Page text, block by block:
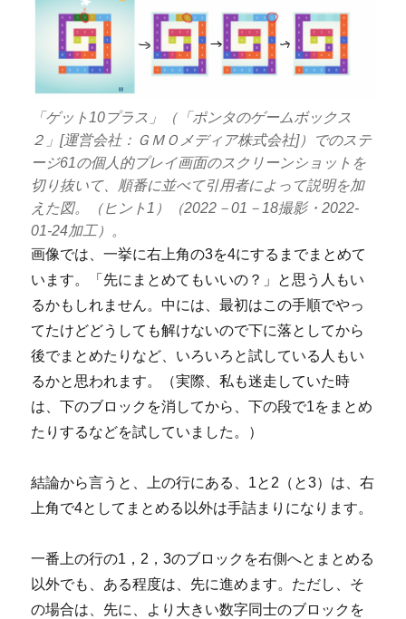
「ゲット10プラス」（「ポンタのゲームボックス
２」[運営会社：ＧＭＯメディア株式会社]）でのステ
ージ61の個人的プレイ画面のスクリーンショットを
切り抜いて、順番に並べて引用者によって説明を加
えた図。（ヒント1）（2022－01－18撮影・2022-
01-24加工）。
画像では、一挙に右上角の3を4にするまでまとめて
います。「先にまとめてもいいの？」と思う人もい
るかもしれません。中には、最初はこの手順でやっ
てたけどどうしても解けないので下に落としてから
後でまとめたりなど、いろいろと試している人もい
るかと思われます。（実際、私も迷走していた時
は、下のブロックを消してから、下の段で1をまとめ
たりするなどを試していました。）
結論から言うと、上の行にある、1と2（と3）は、右
上角で4としてまとめる以外は手詰まりになります。
一番上の行の1，2，3のブロックを右側へとまとめる
以外でも、ある程度は、先に進めます。ただし、そ
の場合は、先に、より大きい数字同士のブロックを